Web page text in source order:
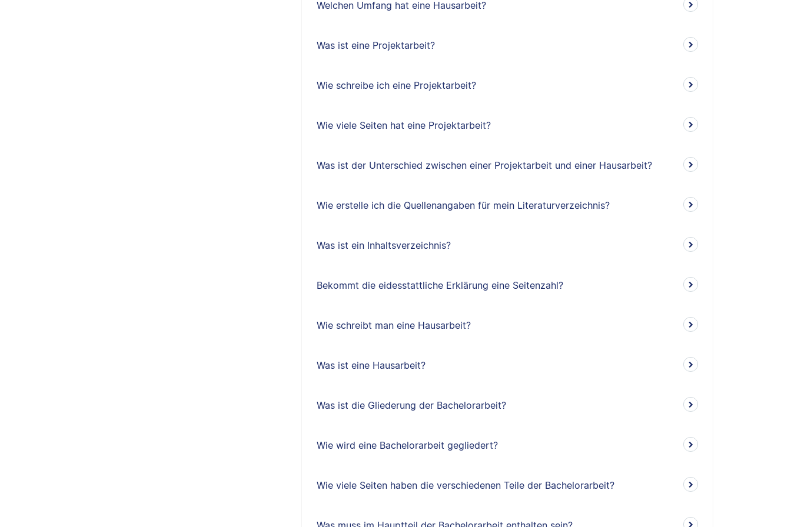
Welchen Umfang hat eine Hausarbeit?
Was ist eine Projektarbeit?
Wie schreibe ich eine Projektarbeit?
Wie viele Seiten hat eine Projektarbeit?
Was ist der Unterschied zwischen einer Projektarbeit und einer Hausarbeit?
Wie erstelle ich die Quellenangaben für mein Literaturverzeichnis?
Was ist ein Inhaltsverzeichnis?
Bekommt die eidesstattliche Erklärung eine Seitenzahl?
Wie schreibt man eine Hausarbeit?
Was ist eine Hausarbeit?
Was ist die Gliederung der Bachelorarbeit?
Wie wird eine Bachelorarbeit gegliedert?
Wie viele Seiten haben die verschiedenen Teile der Bachelorarbeit?